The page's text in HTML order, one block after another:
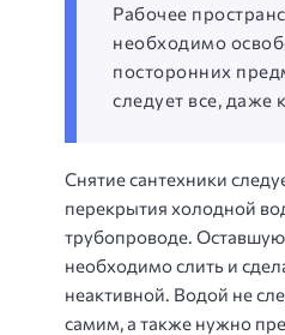
Рабочее
необходимо
посторонних
следует все, даже
Снятие сантехники
перекрытия холодной
трубопроводе.
необходимо слить и
неактивной. Водой не
самим, а также нужно